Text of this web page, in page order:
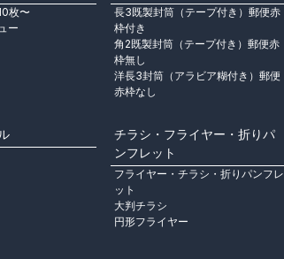
枚〜
ー
長3既製封筒（テープ付き）郵便赤
枠付き
角2既製封筒（テープ付き）郵便赤
枠無し
洋長3封筒（アラビア糊付き）郵便
赤枠なし
チラシ・フライヤー・折りパ
ンフレット
フライヤー・チラシ・折りパンフレ
ット
大判チラシ
円形フライヤー